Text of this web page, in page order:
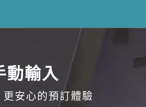
動輸入
安心的預訂體驗